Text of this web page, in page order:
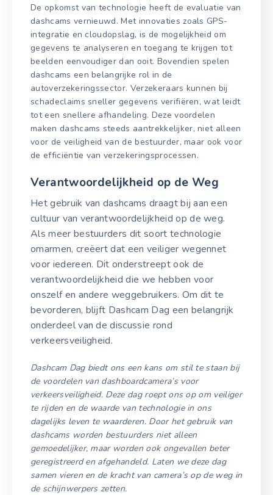
De opkomst van technologie heeft de evaluatie van
dashcams vernieuwd. Met innovaties zoals GPS-
integratie en cloudopslag, is de mogelijkheid om
gegevens te analyseren en toegang te krijgen tot
beelden eenvoudiger dan ooit. Bovendien spelen
dashcams een belangrijke rol in de
autoverzekeringssector. Verzekeraars kunnen bij
schadeclaims sneller gegevens verifiëren, wat leidt
tot een snellere afhandeling. Deze voordelen
maken dashcams steeds aantrekkelijker, niet alleen
voor de veiligheid van de bestuurder, maar ook voor
de efficiëntie van verzekeringsprocessen.
Verantwoordelijkheid op de Weg
Het gebruik van dashcams draagt bij aan een
cultuur van verantwoordelijkheid op de weg.
Als meer bestuurders dit soort technologie
omarmen, creëert dat een veiliger wegennet
voor iedereen. Dit onderstreept ook de
verantwoordelijkheid die we hebben voor
onszelf en andere weggebruikers. Om dit te
bevorderen, blijft Dashcam Dag een belangrijk
onderdeel van de discussie rond
verkeersveiligheid.
Dashcam Dag biedt ons een kans om stil te staan bij
de voordelen van dashboardcamera’s voor
verkeersveiligheid. Deze dag roept ons op om veiliger
te rijden en de waarde van technologie in ons
dagelijks leven te waarderen. Door het gebruik van
dashcams worden bestuurders niet alleen
gemoedelijker, maar worden ook ongevallen beter
geregistreerd en afgehandeld. Laten we deze dag
samen vieren en de kracht van camera’s op de weg in
de schijnwerpers zetten.